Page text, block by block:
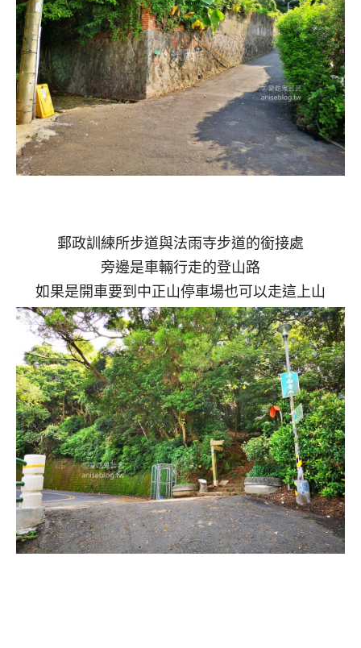
郵政訓練所步道與法雨寺步道的銜接處
旁邊是車輛行走的登山路
如果是開車要到中正山停車場也可以走這上山